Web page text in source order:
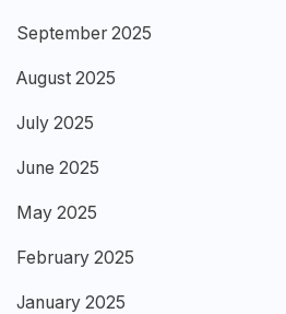
September 2025
August 2025
July 2025
June 2025
May 2025
February 2025
January 2025